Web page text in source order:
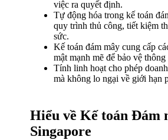
việc ra quyết định.
Tự động hóa trong kế toán
quy trình thủ công, tiết kiệm
sức.
Kế toán đám mây cung cấp
mật mạnh mẽ để bảo vệ
Tính linh hoạt cho phép
mà không lo ngại về giới hạn
Hiểu về Kế toán Đám
Singapore